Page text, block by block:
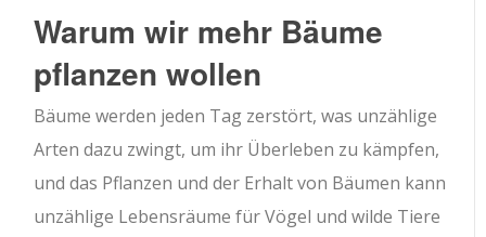
Warum wir mehr Bäume
pflanzen wollen
Bäume werden jeden Tag zerstört, was unzählige
Arten dazu zwingt, um ihr Überleben zu kämpfen,
und das Pflanzen und der Erhalt von Bäumen kann
unzählige Lebensräume für Vögel und wilde Tiere